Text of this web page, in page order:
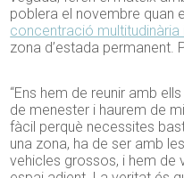
poblera el novembre quan
concentració multitudinària
zona d’estada permanent.
“Ens hem de reunir amb
de menester i haurem de
fàcil perquè necessites
una zona, ha de ser amb
vehicles grossos, i hem de